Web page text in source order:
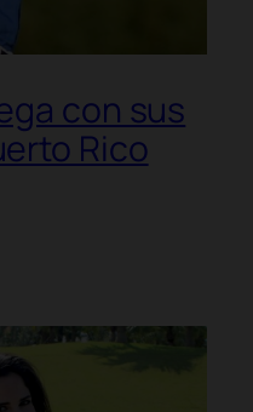
con sus
Rico